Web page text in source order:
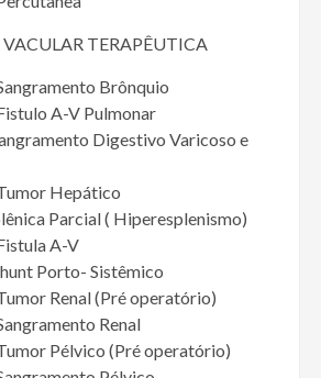
TERAPÊUTICA
Brônquio
A-V Pulmonar
Digestivo Varicoso e
Hepático
Parcial ( Hiperesplenismo)
A-V
Porto- Sistêmico
Renal (Pré operatório)
Renal
Pélvico (Pré operatório)